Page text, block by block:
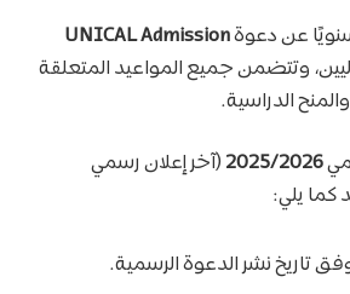
عن دعوةUNICAL Admission
وتتضمن جميع المواعيد المتعلقة
الدراسية.
2025/2026 (آخر إعلان رسمي
كما يلي:
تاريخ نشر الدعوة الرسمية.